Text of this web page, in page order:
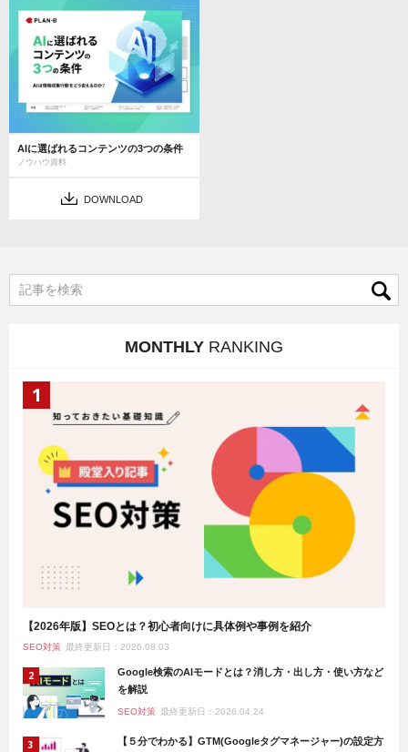
AIに選ばれるコンテンツの3つの条件
ノウハウ資料
DOWNLOAD
MONTHLY RANKING
【2026年版】SEOとは？初心者向けに具体例や事例を紹介
SEO対策 最終更新日：2026.08.03
Google検索のAIモードとは？消し方・出し方・使い方など
を解説
SEO対策 最終更新日：2026.04.24
【５分でわかる】GTM(Googleタグマネージャー)の設定方